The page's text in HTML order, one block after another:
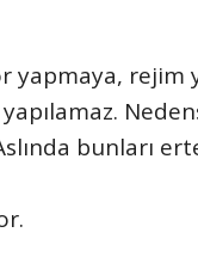
yapmaya, rejim
bunları